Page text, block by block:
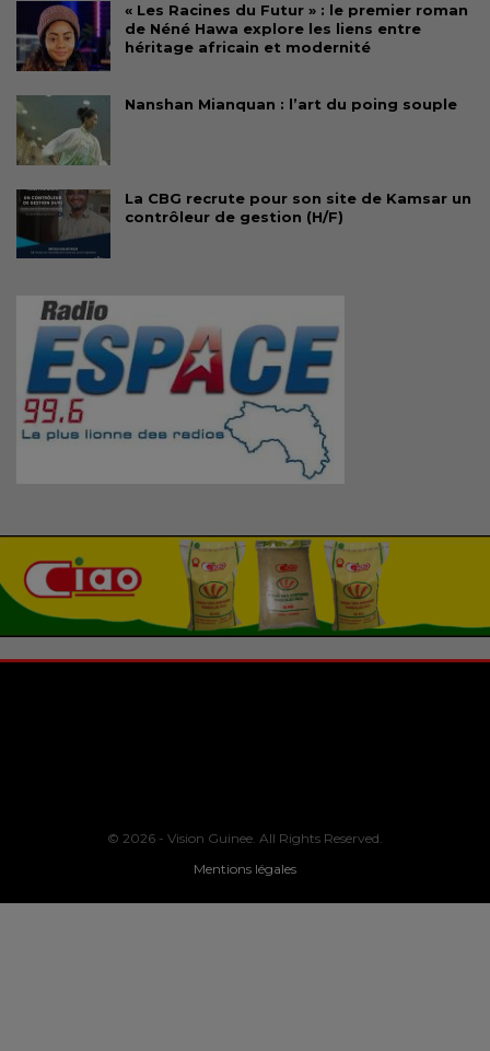
« Les Racines du Futur » : le premier roman
de Néné Hawa explore les liens entre
héritage africain et modernité
Nanshan Mianquan : l’art du poing souple
La CBG recrute pour son site de Kamsar un
contrôleur de gestion (H/F)
© 2026 - Vision Guinee. All Rights Reserved.
Mentions légales